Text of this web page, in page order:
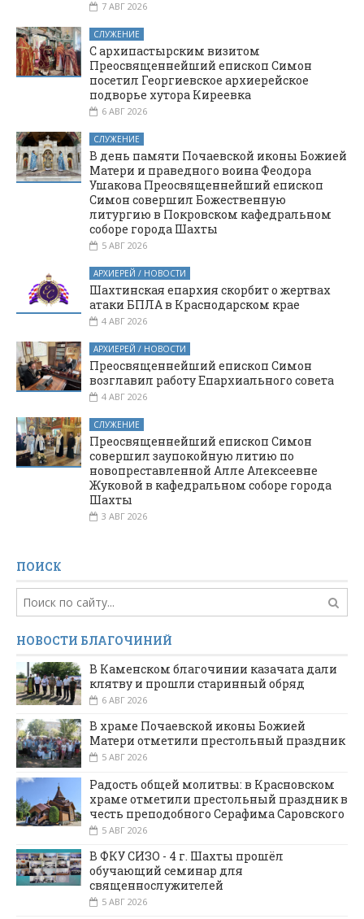
7 АВГ 2026
СЛУЖЕНИЕ
С архипастырским визитом
Преосвященнейший епископ Симон
посетил Георгиевское архиерейское
подворье хутора Киреевка
6 АВГ 2026
СЛУЖЕНИЕ
В день памяти Почаевской иконы Божией
Матери и праведного воина Феодора
Ушакова Преосвященнейший епископ
Симон совершил Божественную
литургию в Покровском кафедральном
соборе города Шахты
5 АВГ 2026
АРХИЕРЕЙ / НОВОСТИ
Шахтинская епархия скорбит о жертвах
атаки БПЛА в Краснодарском крае
4 АВГ 2026
АРХИЕРЕЙ / НОВОСТИ
Преосвященнейший епископ Симон
возглавил работу Епархиального совета
4 АВГ 2026
СЛУЖЕНИЕ
Преосвященнейший епископ Симон
совершил заупокойную литию по
новопреставленной Алле Алексеевне
Жуковой в кафедральном соборе города
Шахты
3 АВГ 2026
ПОИСК
НОВОСТИ БЛАГОЧИНИЙ
В Каменском благочинии казачата дали
клятву и прошли старинный обряд
6 АВГ 2026
В храме Почаевской иконы Божией
Матери отметили престольный праздник
5 АВГ 2026
Радость общей молитвы: в Красновском
храме отметили престольный праздник в
честь преподобного Серафима Саровского
5 АВГ 2026
В ФКУ СИЗО - 4 г. Шахты прошёл
обучающий семинар для
священнослужителей
5 АВГ 2026